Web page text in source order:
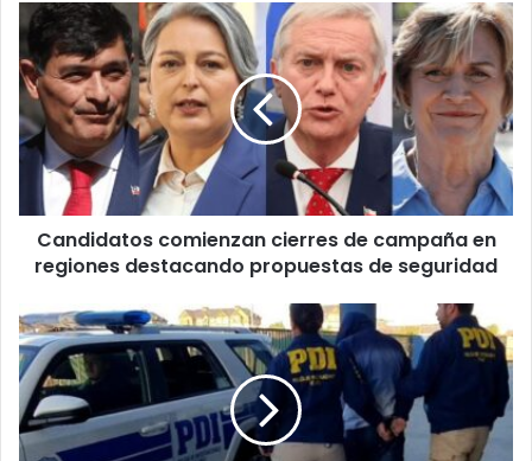
Candidatos
comienzan
cierres
de
campaña
en
regiones
destacando
propuestas
seguridad
Candidatos comienzan cierres de campaña en
regiones destacando propuestas de seguridad
PDI
detiene
a
un
hombre
por